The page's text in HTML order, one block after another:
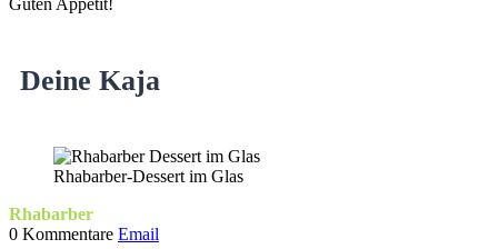
Guten Appetit!
Deine Kaja
Rhabarber-Dessert im Glas
Rhabarber
0 Kommentare Email